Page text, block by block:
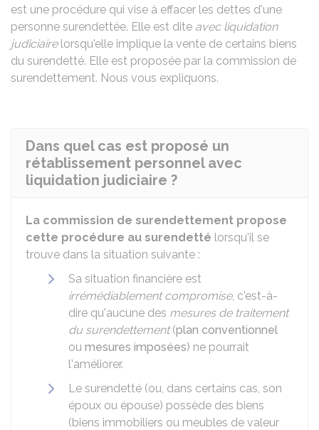
est une procédure qui vise à effacer les dettes d'une
personne surendettée. Elle est dite avec liquidation
judiciairelorsqu'elle implique la vente de certains biens
du surendetté. Elle est proposée par la commission de
surendettement. Nous vous expliquons.
Dans quel cas est proposé un
rétablissement personnel avec
liquidation judiciaire ?
La commission de surendettement propose
cette procédure au surendetté lorsqu'il se
trouve dans la situation suivante :
Sa situation financière est
irrémédiablement compromise, c'est-à-
dire qu'aucune des mesures de traitement
du surendettement(plan conventionnel
ou mesures imposées) ne pourrait
l'améliorer.
Le surendetté (ou, dans certains cas, son
époux ou épouse) possède des biens
(biens immobiliers ou meubles de valeur